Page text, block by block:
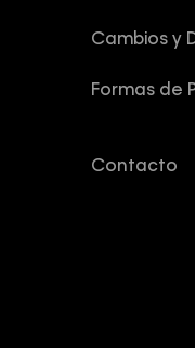
Cambios y
Formas de
Contacto